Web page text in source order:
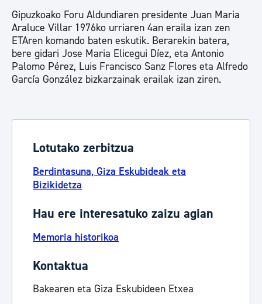
Gipuzkoako Foru Aldundiaren presidente Juan Maria
Araluce Villar 1976ko urriaren 4an eraila izan zen
ETAren komando baten eskutik. Berarekin batera,
bere gidari Jose Maria Elicegui Díez, eta Antonio
Palomo Pérez, Luis Francisco Sanz Flores eta Alfredo
García González bizkarzainak erailak izan ziren.
Lotutako zerbitzua
Berdintasuna, Giza Eskubideak eta
Bizikidetza
Hau ere interesatuko zaizu agian
Memoria historikoa
Kontaktua
Bakearen eta Giza Eskubideen Etxea